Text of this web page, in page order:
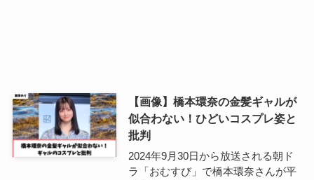
【画像】橋本環奈の金髪ギャルが
似合わない！ひどいコスプレ姿と
批判
2024年9月30日から放送される朝ド
ラ「おむすび」で橋本環奈さんが平